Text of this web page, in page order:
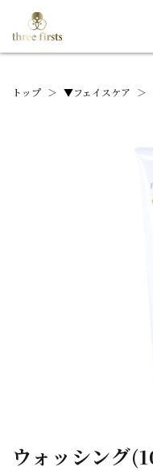
トップ ＞ ▼フェイスケア ＞
ウォッシング